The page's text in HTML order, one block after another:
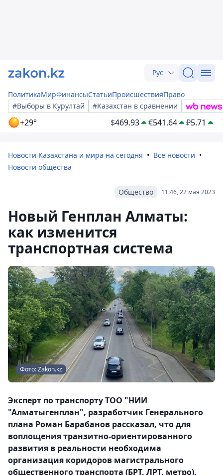
Рус
ПолитикаМирФинансыСтатьиПроисшествияПраво
#Выборы в Курултай
#Казахстан в сравнении
+29° $469.93 €541.64 ₽5.71
Новости Казахстана и мира на сегодня
Все новости
Новости общества
11:46, 22 мая 2023
Общество
Новый Генплан Алматы:
как изменится
транспортная система
Фото: Zakon.kz
Эксперт по транспорту ТОО "НИИ
"Алматыгенплан", разработчик Генерального
плана Роман Барабанов рассказал, что для
воплощения транзитно-ориентированного
развития в реальности необходима
организация коридоров магистрального
общественного транспорта (БРТ, ЛРТ, метро),